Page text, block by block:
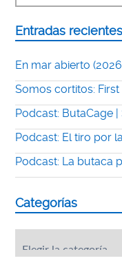
Entradas recientes
En mar abierto
Somos cortitos: First
Podcast: ButaCage
Podcast: El tiro por
Podcast: La butaca
Categorías